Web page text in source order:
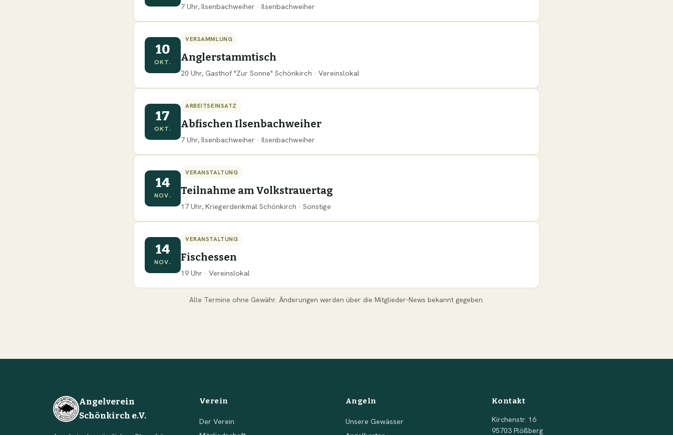
7 Uhr, Ilsenbachweiher · Ilsenbachweiher
10
OKT.
VERSAMMLUNG
Anglerstammtisch
20 Uhr, Gasthof "Zur Sonne" Schönkirch · Vereinslokal
17
OKT.
ARBEITSEINSATZ
Abfischen Ilsenbachweiher
7 Uhr, Ilsenbachweiher · Ilsenbachweiher
14
NOV.
VERANSTALTUNG
Teilnahme am Volkstrauertag
17 Uhr, Kriegerdenkmal Schönkirch · Sonstige
14
NOV.
VERANSTALTUNG
Fischessen
19 Uhr · Vereinslokal
Alle Termine ohne Gewähr. Änderungen werden über die Mitglieder-News bekannt gegeben.
Angelverein
Schönkirch e.V.
Verein
Der Verein
Angeln
Unsere Gewässer
Kontakt
Kirchenstr. 16
95703 Plößberg